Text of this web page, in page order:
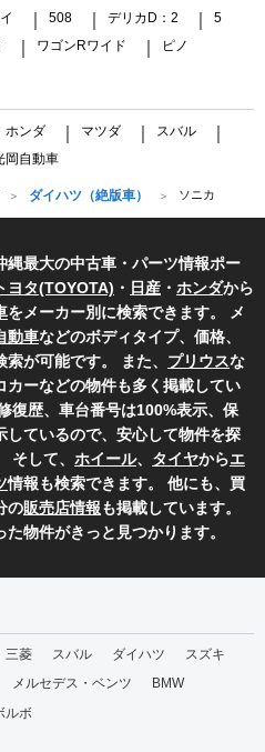
508 デリカD：2 5
ワゴンRワイド ピノ
ホンダ マツダ スバル
岡自動車
ダイハツ（絶版車） ソニカ
縄最大の中古車・パーツ情報ポー
ヨタ(TOYOTA) ・ 日産 ・ ホンダから
をメーカー別に検索できます。 メ
動車などのボディタイプ、価格、
が可能です。 また、 プリウスな
カーなどの物件も多く掲載してい
復歴、車台番号は100%表示、保
しているので、安心して物件を探
そして、 ホイール、 タイヤからエ
情報も検索できます。 他にも、買
の販売店情報も掲載しています。
物件がきっと見つかります。
三菱 スバル ダイハツ
スズキ
メルセデス・ベンツ
BMW
ルボ